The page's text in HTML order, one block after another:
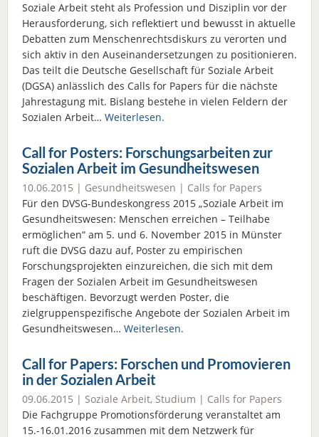
Soziale Arbeit steht als Profession und Disziplin vor der
Herausforderung, sich reflektiert und bewusst in aktuelle
Debatten zum Menschenrechtsdiskurs zu verorten und
sich aktiv in den Auseinandersetzungen zu positionieren.
Das teilt die Deutsche Gesellschaft für Soziale Arbeit
(DGSA) anlässlich des Calls for Papers für die nächste
Jahrestagung mit. Bislang bestehe in vielen Feldern der
Sozialen Arbeit… Weiterlesen.
Call for Posters: Forschungsarbeiten zur
Sozialen Arbeit im Gesundheitswesen
10.06.2015 | Gesundheitswesen | Calls for Papers
Für den DVSG-Bundeskongress 2015 „Soziale Arbeit im
Gesundheitswesen: Menschen erreichen – Teilhabe
ermöglichen“ am 5. und 6. November 2015 in Münster
ruft die DVSG dazu auf, Poster zu empirischen
Forschungsprojekten einzureichen, die sich mit dem
Fragen der Sozialen Arbeit im Gesundheitswesen
beschäftigen. Bevorzugt werden Poster, die
zielgruppenspezifische Angebote der Sozialen Arbeit im
Gesundheitswesen… Weiterlesen.
Call for Papers: Forschen und Promovieren
in der Sozialen Arbeit
09.06.2015 | Soziale Arbeit, Studium | Calls for Papers
Die Fachgruppe Promotionsförderung veranstaltet am
15.-16.01.2016 zusammen mit dem Netzwerk für